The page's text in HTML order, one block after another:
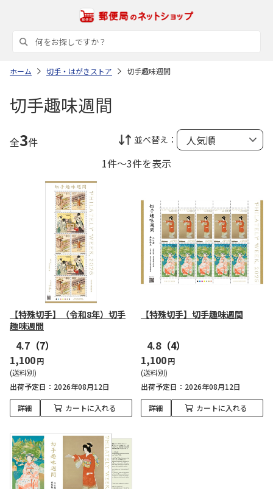
ホーム 切手・はがきストア 切手趣味週間
切手趣味週間
全3件 並べ替え：
1件～3件を表示
【特殊切手】（令和8年）切手
趣味週間
4.7 （7）
1,100円
(送料別)
出荷予定日
2026年08月12日
詳細 カートに入れる
【特殊切手】切手趣味週間
4.8（4）
1,100円
(送料別)
出荷予定日
2026年08月12日
詳細 カートに入れる